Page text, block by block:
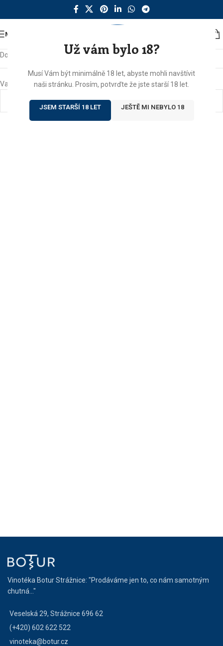
Už vám bylo 18?
Musí Vám být minimálně 18 let, abyste mohli navštívit
naši stránku. Prosím, potvrďte že jste starší 18 let.
JSEM STARŠÍ 18 LET JEŠTĚ MI NEBYLO 18
MENU
Domů Produkty se štítkem „visnovice“
Vašemu výběru neodpovídají žádné produkty.
Vinotéka Botur Strážnice: "Prodáváme jen to, co nám samotným
chutná..."
Veselská 29, Strážnice 696 62
(+420) 602 622 522
vinoteka@botur.cz